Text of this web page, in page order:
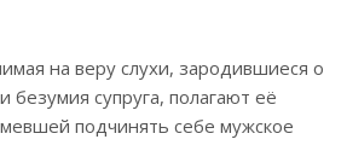
на веру слухи, зародившиеся о
безумия супруга, полагают её
подчинять себе мужское